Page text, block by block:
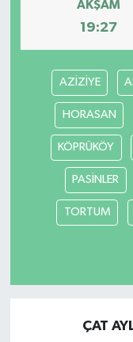
AKŞAM
19:27
AZİZİYE
HORASAN
KÖPRÜKÖY
PASİNLER
TORTUM
ÇAT